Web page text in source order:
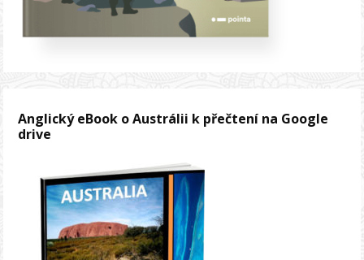
Anglický eBook o Austrálii k přečtení na Google
drive